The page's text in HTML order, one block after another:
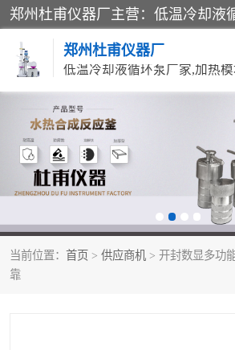
郑州杜甫仪器厂
当前位置： 首页 > 供应商机 > 开封数显多功
靠
循环水真空泵厂家 水热
低温冷却液循环泵厂家 加热
气流
旋转蒸发器厂家 双层